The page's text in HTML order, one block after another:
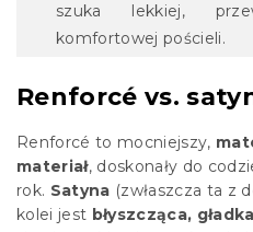
szuka lekkiej,
komfortowej pościeli.
Renforcé vs.
Renforcé to mocniejszy,
materiał, doskonały do
rok. Satyna (zwłaszcza ta z
kolei jest błyszcząca,